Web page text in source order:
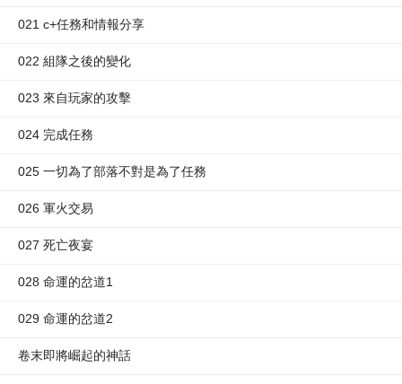
021 c+任務和情報分享
022 組隊之後的變化
023 來自玩家的攻擊
024 完成任務
025 一切為了部落不對是為了任務
026 軍火交易
027 死亡夜宴
028 命運的岔道1
029 命運的岔道2
卷末即將崛起的神話